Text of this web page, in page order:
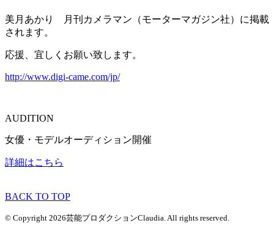
美月あかり 月刊カメラマン（モーターマガジン社）に掲載
されます。
応援、宜しくお願い致します。
http://www.digi-came.com/jp/
AUDITION
女優・モデルオーディション開催
詳細はこちら
BACK TO TOP
© Copyright 2026芸能プロダクションClaudia. All rights reserved.